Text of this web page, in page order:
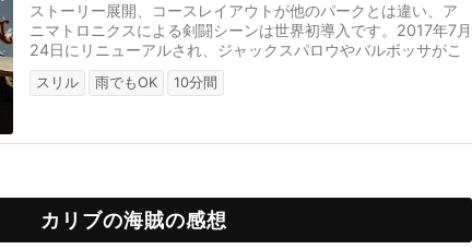
ストーリー展開、コースレイアウトが他のパークとは違い、ア
ニマトロニクスによる剣闘シーンは世界初導入です。2017年7月
24日にリニューアルされ、ジャックスパロウやバルボッサがこ
こだけの演出で追加されました。
スリル 雨でもOK 10分間
カリブの海賊の感想